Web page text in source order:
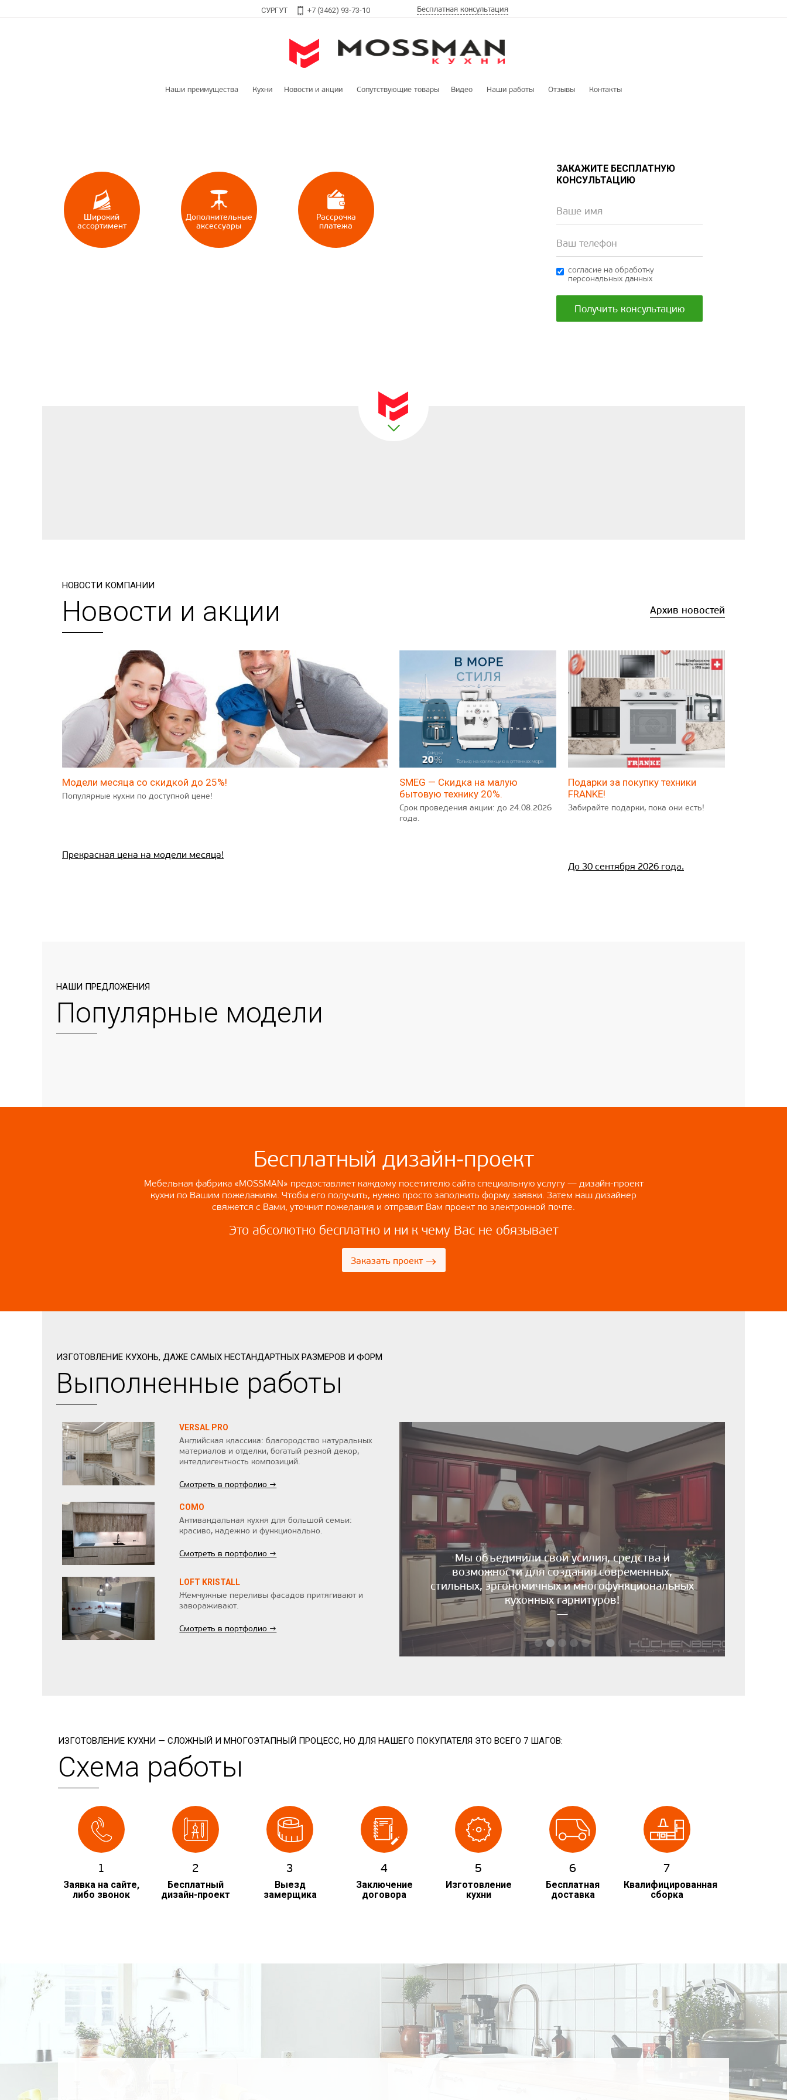
СУРГУТ +7 (3462) 93-73-10 Бесплатная консультация
Наши преимущества Кухни Новости и акции Сопутствующие товары
Столешницы и стеновые панели
Видео Наши работы Отзывы Контакты
Широкий
ассортимент
Дополнительные
аксессуары
Рассрочка
платежа
ЗАКАЖИТЕ БЕСПЛАТНУЮ
КОНСУЛЬТАЦИЮ
согласие на обработку
персональных данных
НОВОСТИ КОМПАНИИ
Новости и акции Архив новостей
Модели месяца со скидкой до 25%!
Популярные кухни по доступной цене!
Прекрасная цена на модели месяца!
SMEG — Скидка на малую
бытовую технику 20%.
Срок проведения акции: до 24.08.2026
года.
Подарки за покупку техники
FRANKE!
Забирайте подарки, пока они есть!
До 30 сентября 2026 года.
НАШИ ПРЕДЛОЖЕНИЯ
Популярные модели
Бесплатный дизайн-проект
Мебельная фабрика «MOSSMAN» предоставляет каждому посетителю сайта специальную услугу — дизайн-проект
кухни по Вашим пожеланиям. Чтобы его получить, нужно просто заполнить форму заявки. Затем наш дизайнер
свяжется с Вами, уточнит пожелания и отправит Вам проект по электронной почте.
Это абсолютно бесплатно и ни к чему Вас не обязывает
Заказать проект →
ИЗГОТОВЛЕНИЕ КУХОНЬ, ДАЖЕ САМЫХ НЕСТАНДАРТНЫХ РАЗМЕРОВ И ФОРМ
Выполненные работы
VERSAL PRO
Английская классика: благородство натуральных
материалов и отделки, богатый резной декор,
интеллигентность композиций.
Смотреть в портфолио →
COMO
Антивандальная кухня для большой семьи:
красиво, надежно и функционально.
Смотреть в портфолио →
LOFT KRISTALL
Жемчужные переливы фасадов притягивают и
завораживают.
Смотреть в портфолио →
Мы объединили свои усилия, средства и
возможности для создания современных,
стильных, эргономичных и многофункциональных
кухонных гарнитуров!
—
ИЗГОТОВЛЕНИЕ КУХНИ — СЛОЖНЫЙ И МНОГОЭТАПНЫЙ ПРОЦЕСС, НО ДЛЯ НАШЕГО ПОКУПАТЕЛЯ ЭТО ВСЕГО 7 ШАГОВ:
Схема работы
1
Заявка на сайте,
либо звонок
2
Бесплатный
дизайн-проект
3
Выезд
замерщика
4
Заключение
договора
5
Изготовление
кухни
6
Бесплатная
доставка
7
Квалифицированная
сборка